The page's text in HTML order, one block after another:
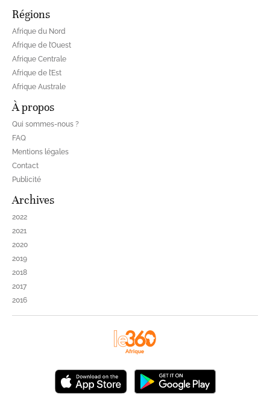
Régions
Afrique du Nord
Afrique de l’Ouest
Afrique Centrale
Afrique de l’Est
Afrique Australe
À propos
Qui sommes-nous ?
FAQ
Mentions légales
Contact
Publicité
Archives
2022
2021
2020
2019
2018
2017
2016